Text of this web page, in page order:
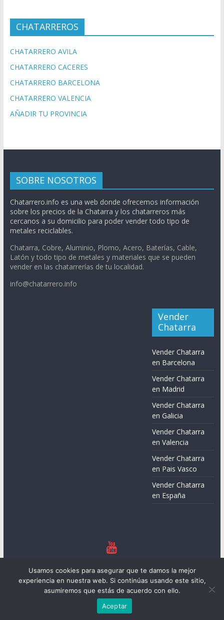
CHATARREROS
CHATARRERO AVILA
CHATARRERO CACERES
CHATARRERO BARCELONA
CHATARRERO VALENCIA
AÑADIR TU PROVINCIA
SOBRE NOSOTROS
Chatarrero.info es una web donde ofrecemos información
sobre los precios de la Chatarra y los chatarreros más
cercanos a su domicilio para poder vender todo tipo de
metales reciclables.
Chatarra, Cobre, Aluminio, Plomo, Acero, Baterías, Cable,
Latón y todo tipo de metales y materiales que se pueden
vender en las chatarrerías de tu localidad.
info@chatarrero.info
Vender
Chatarra
Vender Chatarra
en Barcelona
Vender Chatarra
en Madrid
Vender Chatarra
en Galicia
Vender Chatarra
en Valencia
Vender Chatarra
en Pais Vasco
Vender Chatarra
en España
derechos reservados.
Tema:ColorMagpor ThemeGrill. Funciona conWordPress
Usamos cookies para asegurar que te damos la mejor
experiencia en nuestra web. Si continúas usando este sitio,
asumiremos que estás de acuerdo con ello.
Aceptar